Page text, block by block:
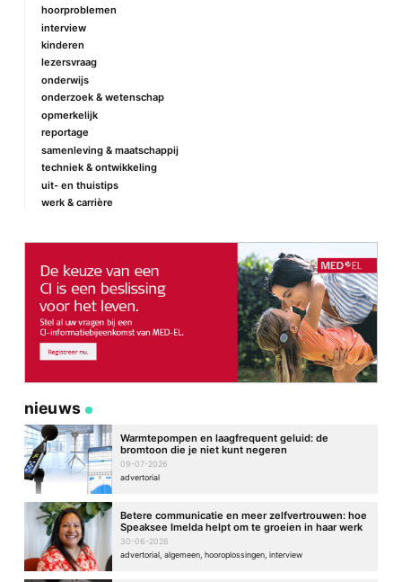
Naam*
E-mail*
hoorproblemen
interview
kinderen
lezersvraag
onderwijs
onderzoek & wetenschap
opmerkelijk
reportage
samenleving & maatschappij
techniek & ontwikkeling
uit- en thuistips
werk & carrière
nieuws
Warmtepompen en laagfrequent geluid: de
bromtoon die je niet kunt negeren
09-07-2026
advertorial
Betere communicatie en meer zelfvertrouwen: hoe
Speaksee Imelda helpt om te groeien in haar werk
30-06-2026
advertorial, algemeen, hooroplossingen, interview